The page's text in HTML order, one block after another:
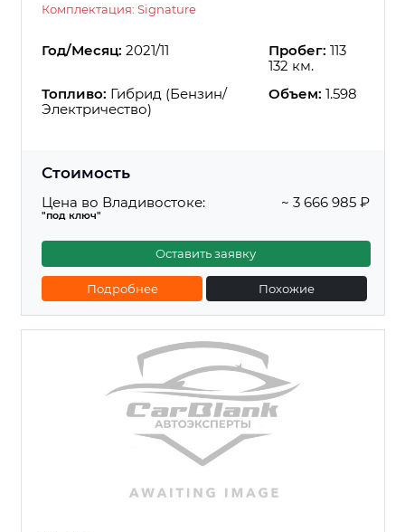
Комплектация: Signature
Год/Месяц: 2021/11 Пробег: 113
132 км.
Топливо: Гибрид (Бензин/
Электричество)
Объем: 1.598
Стоимость
Цена во Владивостоке:
"под ключ"
~ 3 666 985 ₽
Оставить заявку
Подробнее Похожие